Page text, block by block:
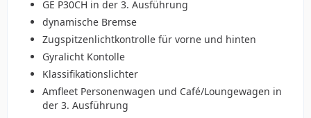
GE P30CH in der 3. Ausführung
dynamische Bremse
Zugspitzenlichtkontrolle für vorne und hinten
Gyralicht Kontolle
Klassifikationslichter
Amfleet Personenwagen und Café/Loungewagen in
der 3. Ausführung